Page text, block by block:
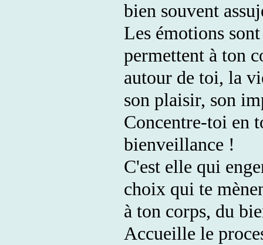
bien souvent
Les émotions
permettent à ton
autour de toi, la
son plaisir, son
Concentre-toi en
bienveillance !
C'est elle qui
choix qui te
à ton corps, du
Accueille le